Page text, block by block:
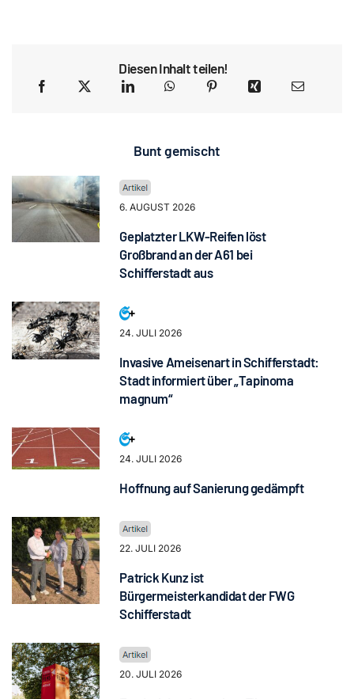
Diesen Inhalt teilen!
Bunt gemischt
6. AUGUST 2026
Geplatzter LKW-Reifen löst
Großbrand an der A61 bei
Schifferstadt aus
24. JULI 2026
Invasive Ameisenart in Schifferstadt:
Stadt informiert über „Tapinoma
magnum“
24. JULI 2026
Hoffnung auf Sanierung gedämpft
22. JULI 2026
Patrick Kunz ist
Bürgermeisterkandidat der FWG
Schifferstadt
20. JULI 2026